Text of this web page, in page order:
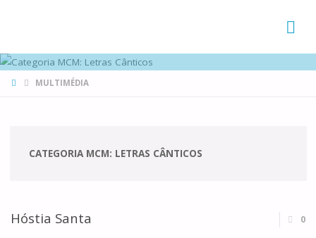
HOMEMULTIMÉDIA
CATEGORIA MCM: LETRAS CÂNTICOS
Hóstia Santa 0